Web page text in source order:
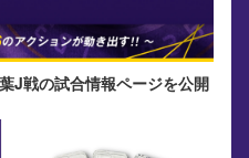
J戦の試合情報ページを公開